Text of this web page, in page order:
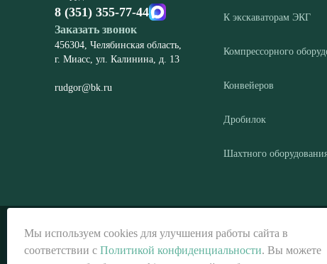
8 (351) 355-77-44
Заказать звонок
456304, Челябинская область,
г. Миасс, ул. Калинина, д. 13
rudgor@bk.ru
К экскаваторам ЭКГ
Компрессорного
Конвейеров
Дробилок
Шахтного
© ООО «РГМ-УРАЛ», 2026
Мы используем cookies для улучшения работы сайта в
соответствии с Политикой конфиденциальности. Вы можете